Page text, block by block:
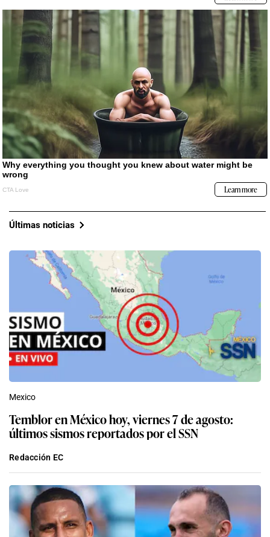
Últimas noticias
Mexico
Temblor en México hoy, viernes 7 de agosto:
últimos sismos reportados por el SSN
Redacción EC